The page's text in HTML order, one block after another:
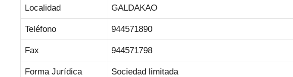
Localidad GALDAKAO
Teléfono 944571890
Fax 944571798
Forma Jurídica Sociedad limitada